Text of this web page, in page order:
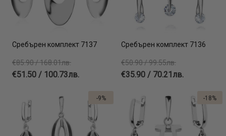
Сребърен комплект 7137
€85.90 / 168.01лв.
€51.50 / 100.73лв.
Сребърен комплект 7136
€50.90 / 99.55лв.
€35.90 / 70.21лв.
-9% -18%